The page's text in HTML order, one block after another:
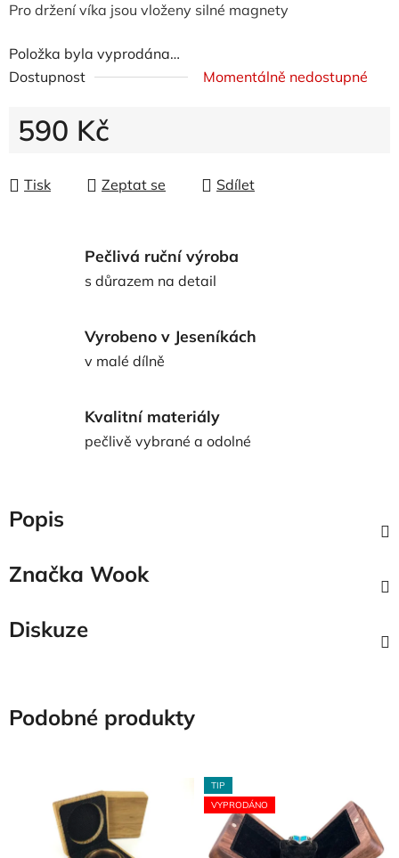
Pro držení víka jsou vloženy silné magnety
Položka byla vyprodána…
Dostupnost
Momentálně nedostupné
590 Kč
Tisk
Zeptat se Sdílet
Pečlivá ruční výroba
s důrazem na detail
Vyrobeno v Jeseníkách
v malé dílně
Kvalitní materiály
pečlivě vybrané a odolné
Popis
Značka Wook
Diskuze
Podobné produkty
TIP
VYPRODÁNO